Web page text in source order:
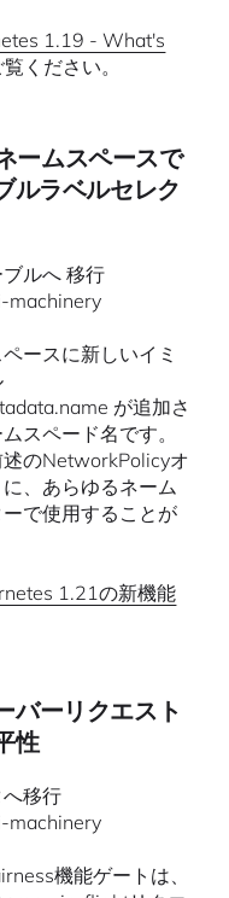
1.19 - What's
ください。
ームスペースで
ルラベルセレク
ルへ 移行
machinery
ースに新しいイミ
が追加さ
スペード名です。
のNetworkPolicyオ
、あらゆるネーム
で使用することが
1.21の新機能
バーリクエスト
性
移行
machinery
機能ゲートは、